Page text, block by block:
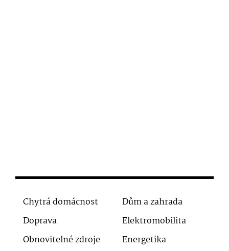
Chytrá domácnost
Dům a zahrada
Doprava
Elektromobilita
Obnovitelné zdroje
Energetika